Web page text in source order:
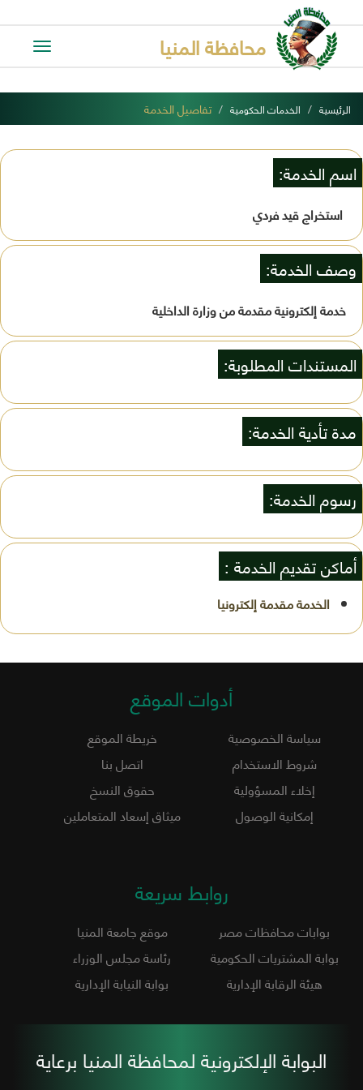
Toggle
محافظة المنيا
الرئيسية الخدمات الحكومية تفاصيل الخدمة
اسم الخدمة:
‌ استخراج قيد فردي
وصف الخدمة:
خدمة إلكترونية مقدمة من وزارة الداخلية
المستندات المطلوبة:
مدة تأدية الخدمة:
رسوم الخدمة:
أماكن تقديم الخدمة :
أدوات الموقع
سياسة الخصوصية
خريطة الموقع
شروط الاستخدام
اتصل بنا
إخلاء المسؤولية
حقوق النسخ
إمكانية الوصول
ميثاق إسعاد المتعاملين
روابط سريعة
بوابات محافظات مصر
موقع جامعة المنيا
بوابة المشتريات الحكومية
رئاسة مجلس الوزراء
هيئة الرقابة الإدارية
بوابة النيابة الإدارية
البوابة الإلكترونية لمحافظة المنيا برعاية